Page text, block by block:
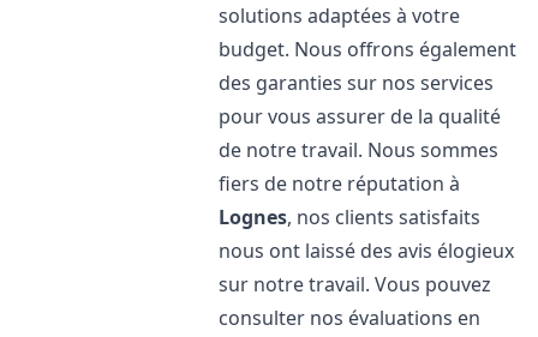
solutions adaptées à votre
budget. Nous offrons également
des garanties sur nos services
pour vous assurer de la qualité
de notre travail. Nous sommes
fiers de notre réputation à
Lognes, nos clients satisfaits
nous ont laissé des avis élogieux
sur notre travail. Vous pouvez
consulter nos évaluations en